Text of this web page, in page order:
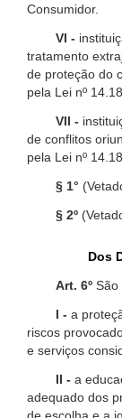
Consumidor.
VI -
tratamento
de proteção
pela Lei nº
VII -
de conflitos
pela Lei nº
§ 1°
§ 2º
Dos
Art. 6º São
I - a
riscos
e serviços
II - a
adequado dos